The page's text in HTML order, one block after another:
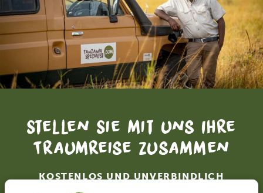
Stellen Sie mit uns Ihre
Traumreise zusammen
KOSTENLOS UND UNVERBINDLICH